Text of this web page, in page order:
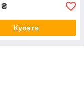
₴
Купити